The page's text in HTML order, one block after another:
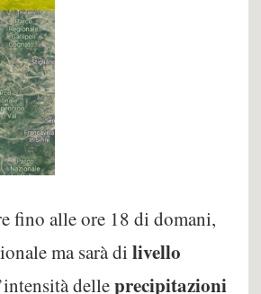
fino alle ore 18 di domani,
ma sarà di livello
delleprecipitazioni